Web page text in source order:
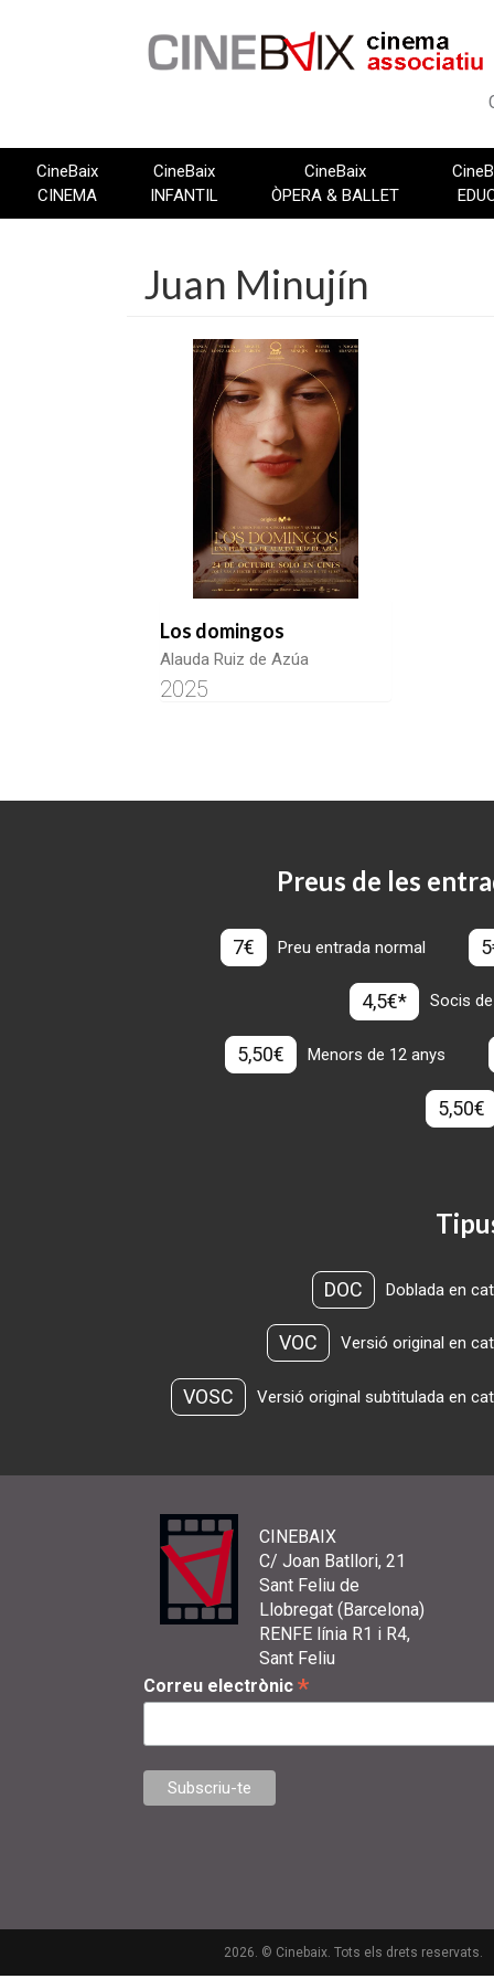
CineBaix
CINEMA
CineBaix
INFANTIL
CineBaix
ÒPERA & BALLET
Juan Minujín
Los domingos
Alauda Ruiz de Azúa
2025
Preus de les
7€ Preu entrada normal
4,5€* Socis
5,50€ Menors de 12 anys
5,50€
DOC Doblada en
VOC Versió original en
VOSC Versió original subtitulada en
CINEBAIX
C/ Joan Batllori, 21
Sant Feliu de
Llobregat (Barcelona)
RENFE línia R1 i R4,
Sant Feliu
Correu electrònic *
2026. © Cinebaix. Tots els drets reservats.